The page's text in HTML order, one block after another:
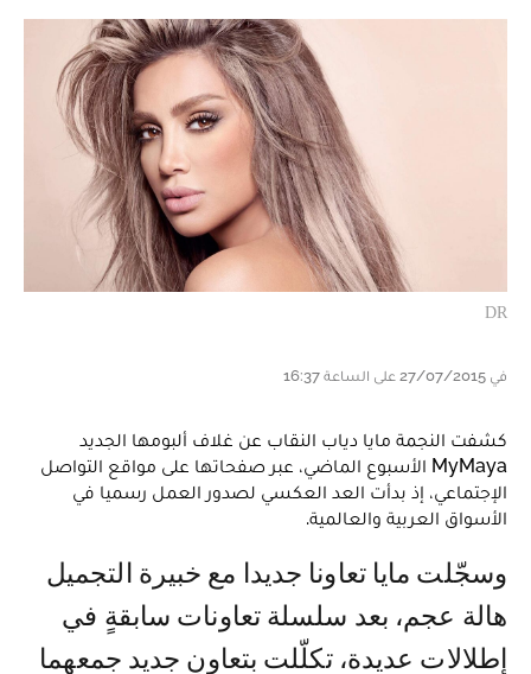
DR
في 27/07/2015 على الساعة 16:37
كشفت النجمة مايا دياب النقاب عن غلاف ألبومها الجديد
MyMaya الأسبوع الماضي، عبر صفحاتها على مواقع التواصل
الإجتماعي، إذ بدأت العد العكسي لصدور العمل رسميا في
الأسواق العربية والعالمية.
وسجّلت مايا تعاونا جديدا مع خبيرة التجميل
هالة عجم، بعد سلسلة تعاونات سابقةٍ في
إطلالات عديدة، تكلّلت بتعاونٍ جديد جمعهما